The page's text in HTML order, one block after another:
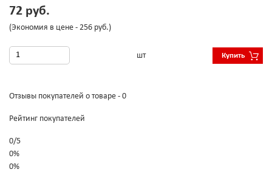
72 руб.
(Экономия в цене - 256 руб.)
шт Купить
Отзывы покупателей о товаре - 0
Рейтинг покупателей
0/5
0%
0%